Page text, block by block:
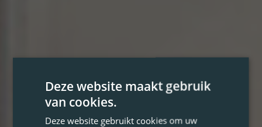
Deze website maakt gebruik
van cookies.
Deze website gebruikt cookies om uw